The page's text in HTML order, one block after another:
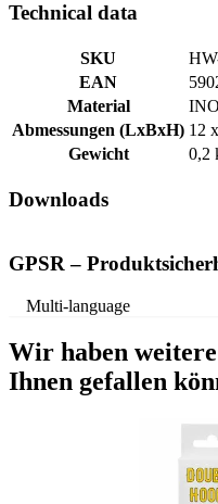
Technical data
SKU
EAN
Material
Abmessungen (LxBxH) 12
Gewicht
0,2
Downloads
GPSR –
Multi-language
Wir haben
Ihnen gefallen
Navigating through the
Drücken Sie, um das
Press to go to carousel